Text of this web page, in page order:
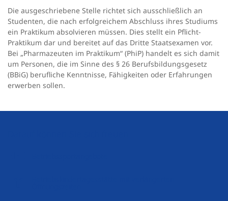
Die ausgeschriebene Stelle richtet sich ausschließlich an
Studenten, die nach erfolgreichem Abschluss ihres Studiums
ein Praktikum absolvieren müssen. Dies stellt ein Pflicht-
Praktikum dar und bereitet auf das Dritte Staatsexamen vor.
Bei „Pharmazeuten im Praktikum“ (PhiP) handelt es sich damit
um Personen, die im Sinne des § 26 Berufsbildungsgesetz
(BBiG) berufliche Kenntnisse, Fähigkeiten oder Erfahrungen
erwerben sollen.